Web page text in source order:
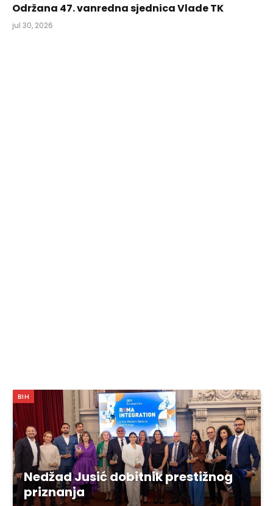
Održana 47. vanredna sjednica Vlade TK
jul 30, 2026
BIH
Nedžad Jusić dobitnik prestižnog
priznanja